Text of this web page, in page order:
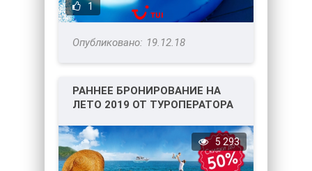
1
19.12.18
РАННЕЕ БРОНИРОВАНИЕ НА
ЛЕТО 2019 ОТ ТУРОПЕРАТОРА
5 293